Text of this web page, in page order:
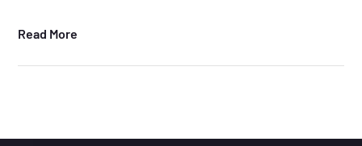
Read More